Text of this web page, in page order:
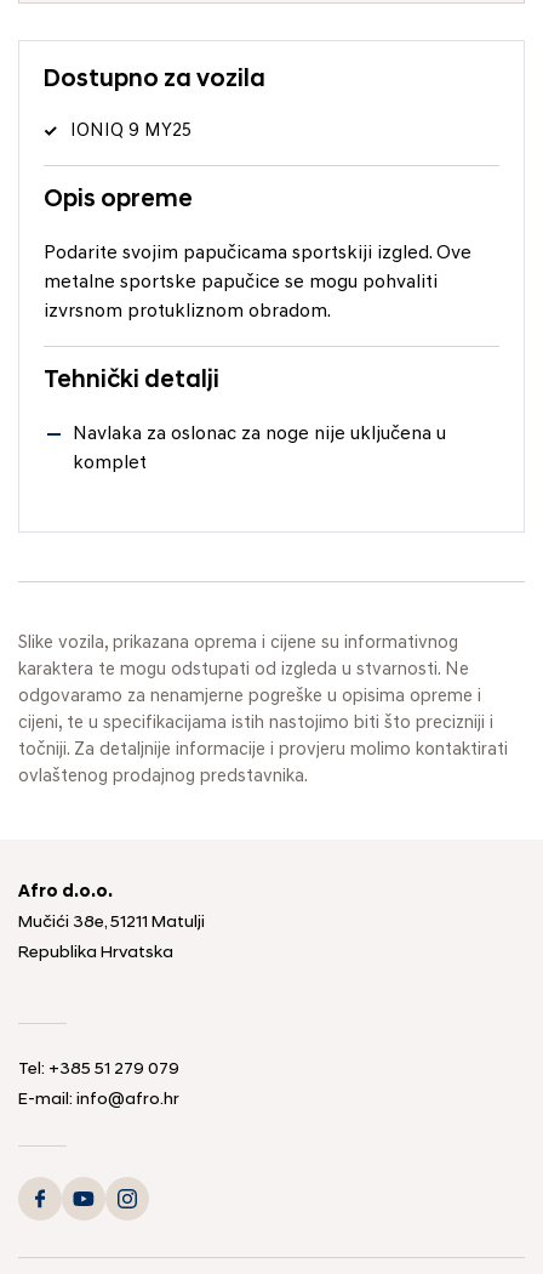
Dostupno za vozila
IONIQ 9 MY25
Opis opreme
Podarite svojim papučicama sportskiji izgled. Ove
metalne sportske papučice se mogu pohvaliti
izvrsnom protukliznom obradom.
Tehnički detalji
Navlaka za oslonac za noge nije uključena u
komplet
Slike vozila, prikazana oprema i cijene su informativnog
karaktera te mogu odstupati od izgleda u stvarnosti. Ne
odgovaramo za nenamjerne pogreške u opisima opreme i
cijeni, te u specifikacijama istih nastojimo biti što precizniji i
točniji. Za detaljnije informacije i provjeru molimo kontaktirati
ovlaštenog prodajnog predstavnika.
Afro d.o.o.
Mučići 38e, 51211 Matulji
Republika Hrvatska
Tel: +385 51 279 079
E-mail: info@afro.hr